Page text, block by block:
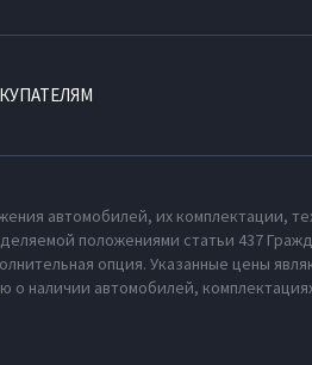
автомобилей, их комплектации,
положениями статьи 437
опция. Указанные цены
наличии автомобилей,